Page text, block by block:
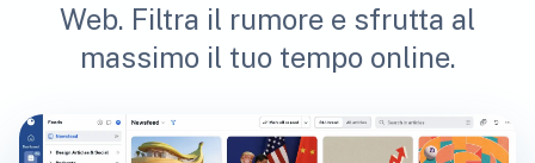
Web. Filtra il rumore e sfrutta al
massimo il tuo tempo online.